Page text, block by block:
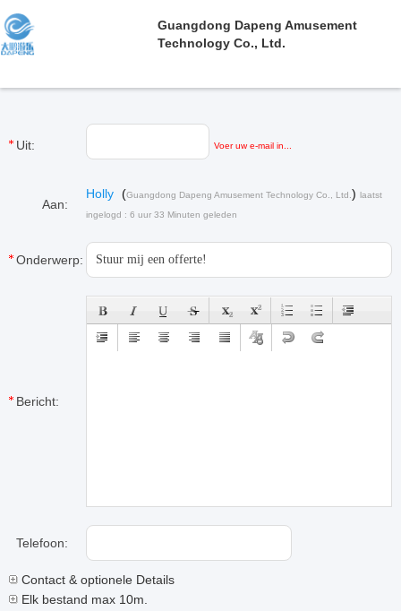
Guangdong Dapeng Amusement
Technology Co., Ltd.
Uit: Voer uw e-mail in...
Aan:
Holly (Guangdong Dapeng Amusement Technology Co., Ltd. ) laatst
ingelogd : 6 uur 33 Minuten geleden
Onderwerp:
Bericht:
Telefoon:
Contact & optionele Details
Elk bestand max 10m.